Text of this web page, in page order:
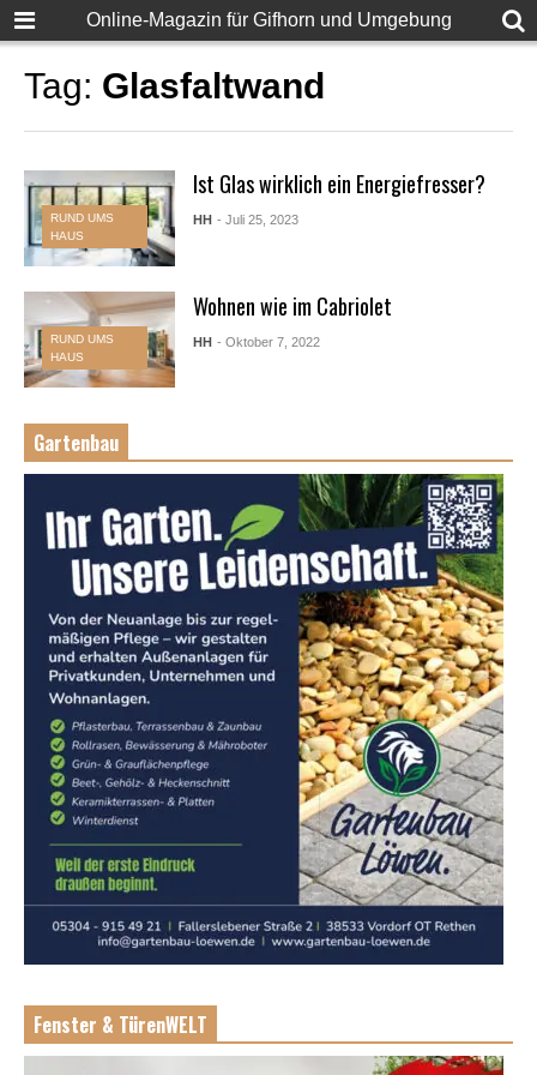
Online-Magazin für Gifhorn und Umgebung
Tag: Glasfaltwand
RUND UMS
HAUS
Ist Glas wirklich ein Energiefresser?
HH - Juli 25, 2023
RUND UMS
HAUS
Wohnen wie im Cabriolet
HH - Oktober 7, 2022
Gartenbau
Fenster & TürenWELT